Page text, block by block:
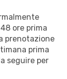
ore prima
prenotazione
prima
seguire per